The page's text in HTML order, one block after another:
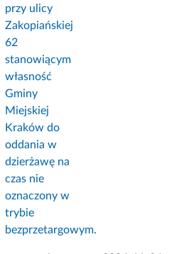
przy ulicy
Zakopiańskiej
62
stanowiącym
własność
Gminy
Miejskiej
Kraków do
oddania w
dzierżawę na
czas nie
oznaczony w
trybie
bezprzetargowym.